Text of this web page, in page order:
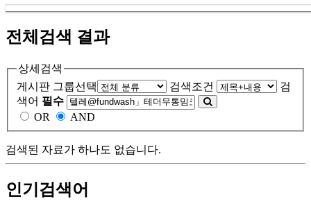
전체검색 결과
상세검색
게시판 그룹선택
검색조건
검
색어 필수
OR
AND
검색된 자료가 하나도 없습니다.
인기검색어